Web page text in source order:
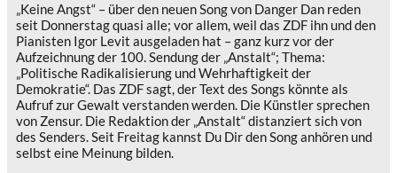
„Keine Angst“ – über den neuen Song von Danger Dan reden
seit Donnerstag quasi alle; vor allem, weil das ZDF ihn und den
Pianisten Igor Levit ausgeladen hat – ganz kurz vor der
Aufzeichnung der 100. Sendung der „Anstalt“; Thema:
„Politische Radikalisierung und Wehrhaftigkeit der
Demokratie“. Das ZDF sagt, der Text des Songs könnte als
Aufruf zur Gewalt verstanden werden. Die Künstler sprechen
von Zensur. Die Redaktion der „Anstalt“ distanziert sich von
des Senders. Seit Freitag kannst Du Dir den Song anhören und
selbst eine Meinung bilden.